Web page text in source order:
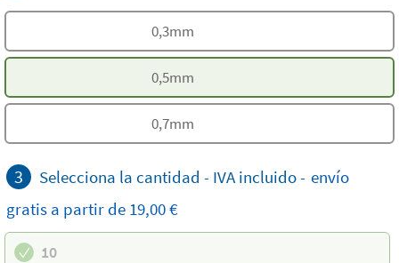
0,3mm
0,5mm
0,7mm
3 Selecciona la cantidad - IVA incluido- envío
gratis a partir de 19,00 €
10